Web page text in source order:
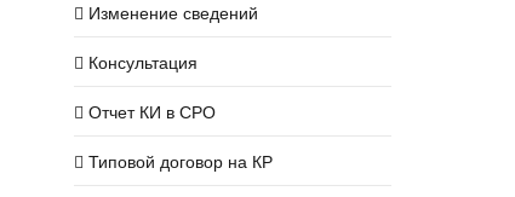
Изменение сведений
Консультация
Отчет КИ в СРО
Типовой договор на КР